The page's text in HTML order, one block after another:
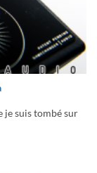
je suis tombé sur